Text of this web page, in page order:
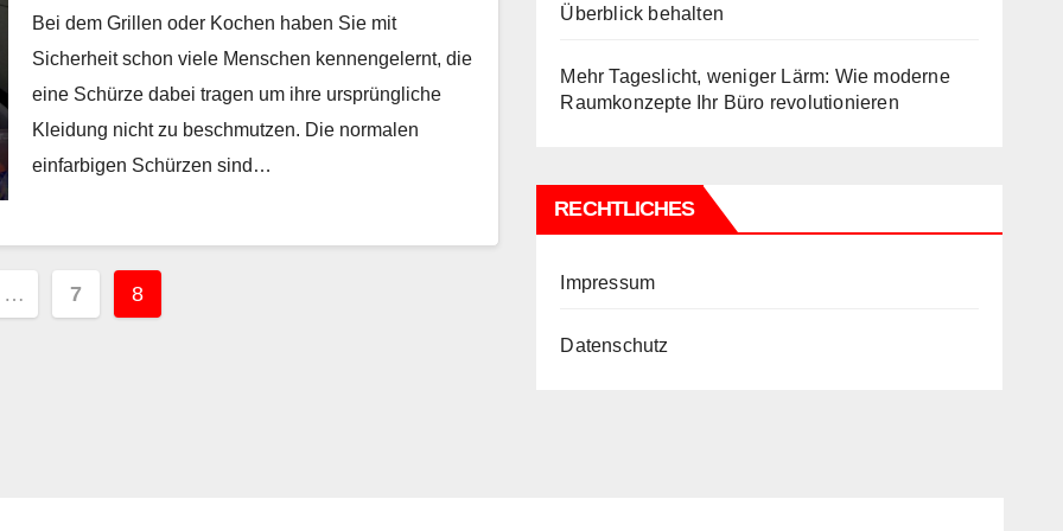
Bei dem Grillen oder Kochen haben Sie mit
Sicherheit schon viele Menschen kennengelernt, die
eine Schürze dabei tragen um ihre ursprüngliche
Kleidung nicht zu beschmutzen. Die normalen
einfarbigen Schürzen sind…
… 7 8
Überblick behalten
Mehr Tageslicht, weniger Lärm: Wie moderne
Raumkonzepte Ihr Büro revolutionieren
RECHTLICHES
Impressum
Datenschutz